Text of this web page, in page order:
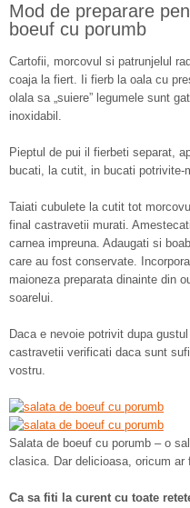
Mod de preparare
boeuf cu porumb
Cartofii, morcovul si patrunjelul
coaja la fiert. Ii fierb la oala cu
olala sa „suiere” legumele sunt
inoxidabil.
Pieptul de pui il fierbeti separat,
bucati, la cutit, in bucati potrivite-
Taiati cubulete la cutit tot
final castravetii murati.
carnea impreuna. Adaugati si
care au fost conservate.
maioneza preparata dinainte din
soarelui.
Daca e nevoie potrivit dupa
castravetii verificati daca sunt
vostru.
Salata de boeuf cu porumb – o
clasica. Dar delicioasa, oricum ar
Ca sa fiti la curent cu toate